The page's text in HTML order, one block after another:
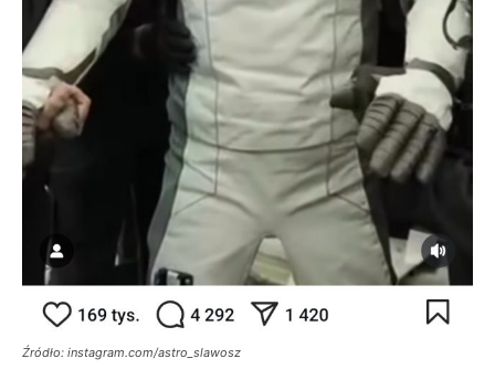
Źródło: instagram.com/astro_slawosz